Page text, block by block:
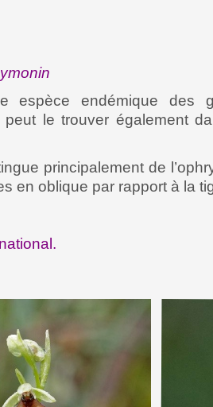
espèce endémique des
le trouver également
principalement de
en oblique par rapport à la